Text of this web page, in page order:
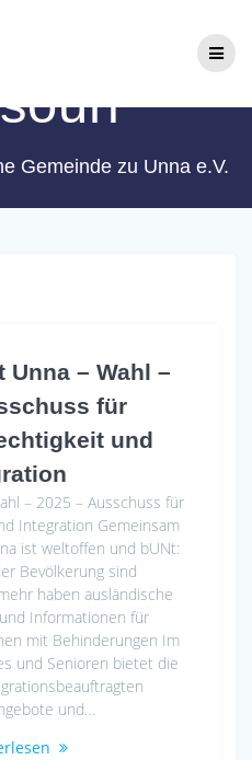
Yusuf
Gemeinde zu Unna e.V.
– Wahl –
für
und
– 2025 – Ausschuss für
Integration Gemeinsam
ist weltoffen und bUNt:
Bevölkerung sind
haben ausländische
Informationen für
mit Behinderungen Im
und Senioren bietet die
und…